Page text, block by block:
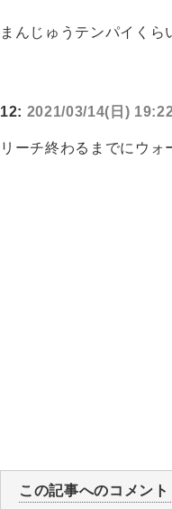
まんじゅうテンパイくら
12: 2021/03/14(日)
リーチ終わるまでにウ
この記事へのコメント